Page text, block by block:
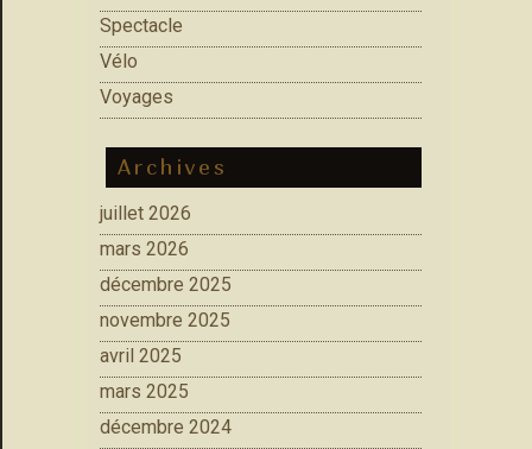
Spectacle
Vélo
Voyages
Archives
juillet 2026
mars 2026
décembre 2025
novembre 2025
avril 2025
mars 2025
décembre 2024